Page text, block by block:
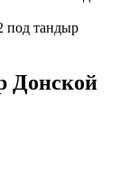
под тандыр
Донской